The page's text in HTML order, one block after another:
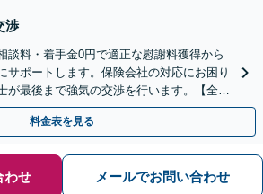
渉
談料・着手金0円で適正な慰謝料獲得から
サポートします。保険会社の対応にお困り
が最後まで強気の交渉を行います。【全国
ださい。
料金表を見る
わせ メールでお問い合わせ